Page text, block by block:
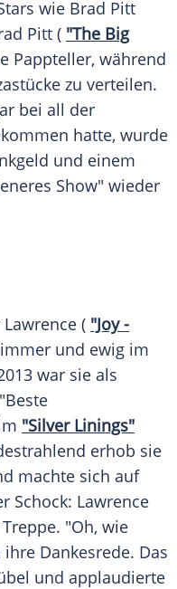
wie Brad Pitt
Pitt ( "The Big
Pappteller, während
zu verteilen.
bei all der
hatte, wurde
und einem
Show" wieder
( "Joy -
und ewig im
war sie als
"Silver Linings"
erhob sie
machte sich auf
Schock: Lawrence
"Oh, wie
Dankesrede. Das
und applaudierte